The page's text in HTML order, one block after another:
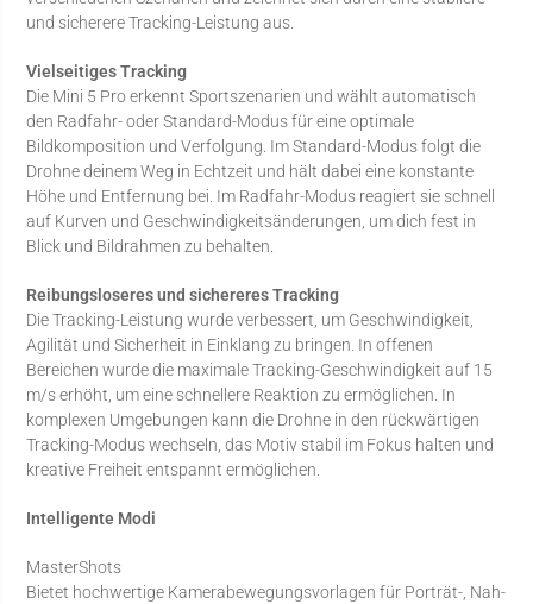
und sicherere Tracking-Leistung aus.
Vielseitiges Tracking
Die Mini 5 Pro erkennt Sportszenarien und wählt automatisch
den Radfahr- oder Standard-Modus für eine optimale
Bildkomposition und Verfolgung. Im Standard-Modus folgt die
Drohne deinem Weg in Echtzeit und hält dabei eine konstante
Höhe und Entfernung bei. Im Radfahr-Modus reagiert sie schnell
auf Kurven und Geschwindigkeitsänderungen, um dich fest in
Blick und Bildrahmen zu behalten.
Reibungsloseres und sichereres Tracking
Die Tracking-Leistung wurde verbessert, um Geschwindigkeit,
Agilität und Sicherheit in Einklang zu bringen. In offenen
Bereichen wurde die maximale Tracking-Geschwindigkeit auf 15
m/s erhöht, um eine schnellere Reaktion zu ermöglichen. In
komplexen Umgebungen kann die Drohne in den rückwärtigen
Tracking-Modus wechseln, das Motiv stabil im Fokus halten und
kreative Freiheit entspannt ermöglichen.
Intelligente Modi
MasterShots
Bietet hochwertige Kamerabewegungsvorlagen für Porträt-, Nah-